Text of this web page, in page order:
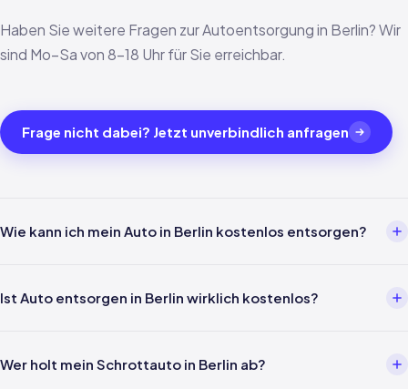
Haben Sie weitere Fragen zur Autoentsorgung in Berlin? Wir
sind Mo–Sa von 8–18 Uhr für Sie erreichbar.
Frage nicht dabei? Jetzt unverbindlich anfragen
Wie kann ich mein Auto in Berlin kostenlos entsorgen?
WhatsApp melden — wir kümmern uns um alles weitere inklusive
Ist Auto entsorgen in Berlin wirklich kostenlos?
AltfahrzeugV gesetzlich kostenlos. In Berlin und ganz Berlin fallen
Wer holt mein Schrottauto in Berlin ab?